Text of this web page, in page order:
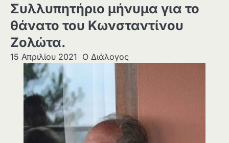
Συλλυπητήριο μήνυμα για το
θάνατο του Κωνσταντίνου
Ζολώτα.
15 Απριλίου 2021 Ο Διάλογος